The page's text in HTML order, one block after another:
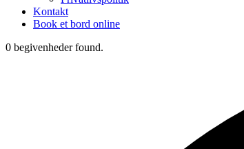
Kontakt
Book et bord online
0 begivenheder found.